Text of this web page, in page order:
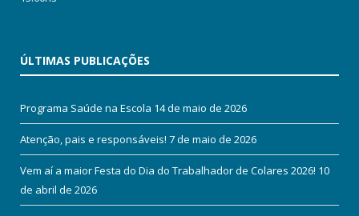
ÚLTIMAS PUBLICAÇÕES
Programa Saúde na Escola 14 de maio de 2026
Atenção, pais e responsáveis! 7 de maio de 2026
Vem aí a maior Festa do Dia do Trabalhador de Colares 2026! 10
de abril de 2026